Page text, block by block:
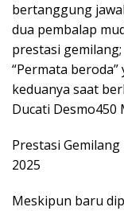
bertanggung
dua pembalap
prestasi
“Permata
keduanya saat
Ducati Desmo450
Prestasi
2025
Meskipun baru